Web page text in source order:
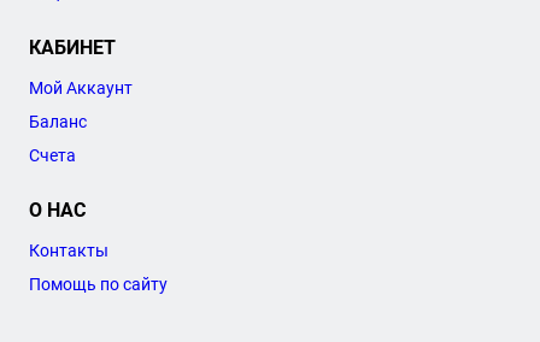
КАБИНЕТ
Мой Аккаунт
Баланс
Счета
О НАС
Контакты
Помощь по сайту